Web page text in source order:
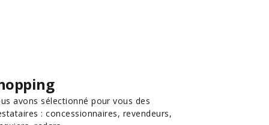
avons sélectionné pour vous des
: concessionnaires, revendeurs,